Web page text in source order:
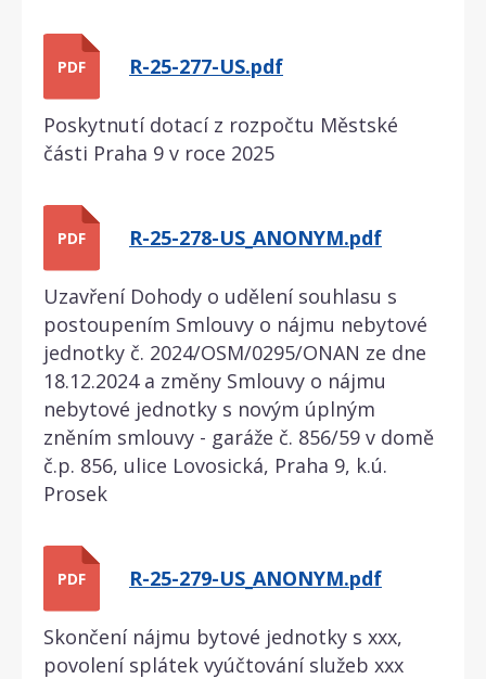
PDF R-25-277-US.pdf
Poskytnutí dotací z rozpočtu Městské
části Praha 9 v roce 2025
PDF R-25-278-US_ANONYM.pdf
Uzavření Dohody o udělení souhlasu s
postoupením Smlouvy o nájmu nebytové
jednotky č. 2024/OSM/0295/ONAN ze dne
18.12.2024 a změny Smlouvy o nájmu
nebytové jednotky s novým úplným
zněním smlouvy - garáže č. 856/59 v domě
č.p. 856, ulice Lovosická, Praha 9, k.ú.
Prosek
PDF R-25-279-US_ANONYM.pdf
Skončení nájmu bytové jednotky s xxx,
povolení splátek vyúčtování služeb xxx